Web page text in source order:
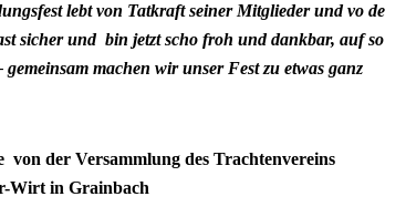
lebt von Tatkraft seiner Mitglieder und vo de
sicher und bin jetzt scho froh und dankbar, auf so
machen wir unser Fest zu etwas ganz
der Versammlung des Trachtenvereins
Wirt in Grainbach